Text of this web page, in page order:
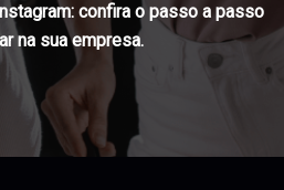
confira o passo a passo
na sua empresa.